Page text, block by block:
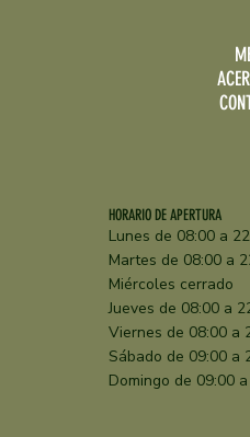
HORARIO DE APERTURA
Lunes de 08:00 a
Martes de 08:00 a
Miércoles cerrado
Jueves de 08:00 a
Viernes de 08:00 a
Sábado de 09:00 a
Domingo de 09:00